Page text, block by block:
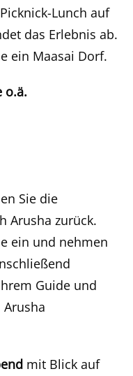
Lunch auf
das Erlebnis ab.
ein Maasai Dorf.
o.ä.
Sie die
Arusha zurück.
ein und nehmen
Guide und
mit Blick auf